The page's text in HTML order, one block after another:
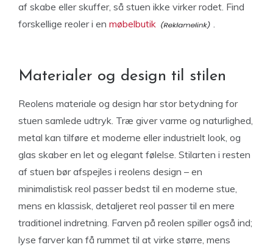
af skabe eller skuffer, så stuen ikke virker rodet. Find
forskellige reoler i en møbelbutik .
Materialer og design til stilen
Reolens materiale og design har stor betydning for
stuen samlede udtryk. Træ giver varme og naturlighed,
metal kan tilføre et moderne eller industrielt look, og
glas skaber en let og elegant følelse. Stilarten i resten
af stuen bør afspejles i reolens design – en
minimalistisk reol passer bedst til en moderne stue,
mens en klassisk, detaljeret reol passer til en mere
traditionel indretning. Farven på reolen spiller også ind;
lyse farver kan få rummet til at virke større, mens